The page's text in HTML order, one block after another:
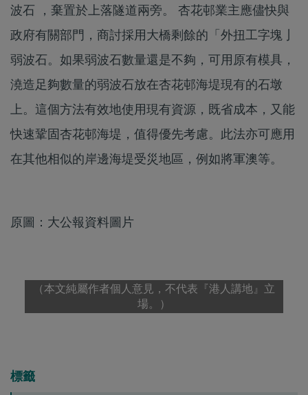
波石 ，棄置於上落隧道兩旁。 杏花邨業主應儘快與
政府有關部門，商討採用大橋剩餘的「外扭工字塊亅
弱波石。如果弱波石數量還是不夠，可用原有模具，
澆造足夠數量的弱波石放在杏花邨海堤現有的石墩
上。這個方法有效地使用現有資源，既省成本，又能
快速鞏固杏花邨海堤，值得優先考慮。此法亦可應用
在其他相似的岸邊海堤受災地區，例如將軍澳等。
原圖：大公報資料圖片
（本文純屬作者個人意見，不代表『港人講地』立
場。）
標籤